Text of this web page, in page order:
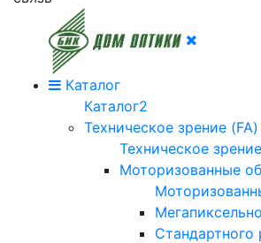
Каталог
Каталог2
Техническое зрение (FA)
Техническое
Моторизованные
Стандартного